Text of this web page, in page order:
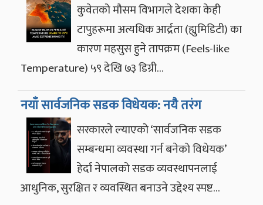
कुवेतको मौसम विभागले देशका केही
टापुहरूमा अत्यधिक आर्द्रता (ह्युमिडिटी) का
कारण महसुस हुने तापक्रम (Feels-like
Temperature) ५९ देखि ७३ डिग्री…
नयाँ सार्वजनिक सडक विधेयक: नयै तरंग
सरकारले ल्याएको ‘सार्वजनिक सडक
सम्बन्धमा व्यवस्था गर्न बनेको विधेयक’
हेर्दा नेपालको सडक व्यवस्थापनलाई
आधुनिक, सुरक्षित र व्यवस्थित बनाउने उद्देश्य स्पष्ट…